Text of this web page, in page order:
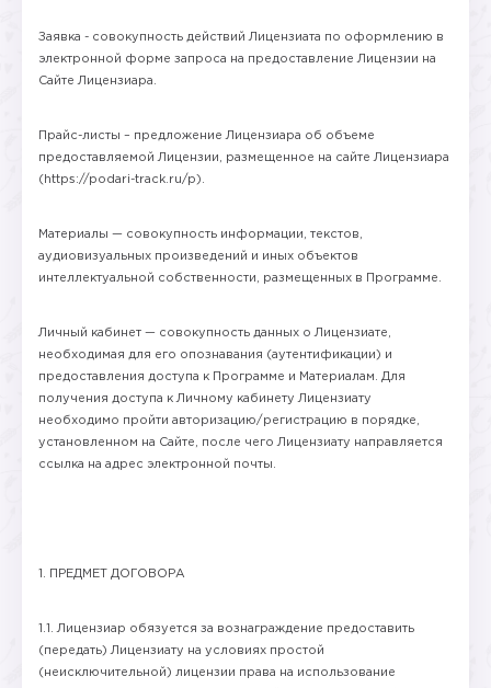
Заявка - совокупность действий Лицензиата по оформлению в
электронной форме запроса на предоставление Лицензии на
Сайте Лицензиара.
Прайс-листы ​– предложение Лицензиара об объеме
предоставляемой Лицензии, размещенное на сайте Лицензиара
(https://podari-track.ru/p).
Материалы — совокупность информации, текстов,
аудиовизуальных произведений и иных объектов
интеллектуальной собственности, размещенных в Программе.
Личный кабинет — совокупность данных о Лицензиате,
необходимая для его опознавания (аутентификации) и
предоставления доступа к Программе и Материалам. Для
получения доступа к Личному кабинету Лицензиату
необходимо пройти авторизацию/регистрацию в порядке,
установленном на Сайте, после чего Лицензиату направляется
ссылка на адрес электронной почты.
1. ПРЕДМЕТ ДОГОВОРА
1.1. Лицензиар обязуется за вознаграждение предоставить
(передать) Лицензиату на условиях простой
(неисключительной) лицензии права на использование